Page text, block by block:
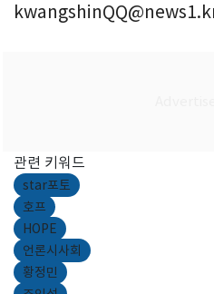
관련 키워드
star포토
호프
HOPE
언론시사회
황정민